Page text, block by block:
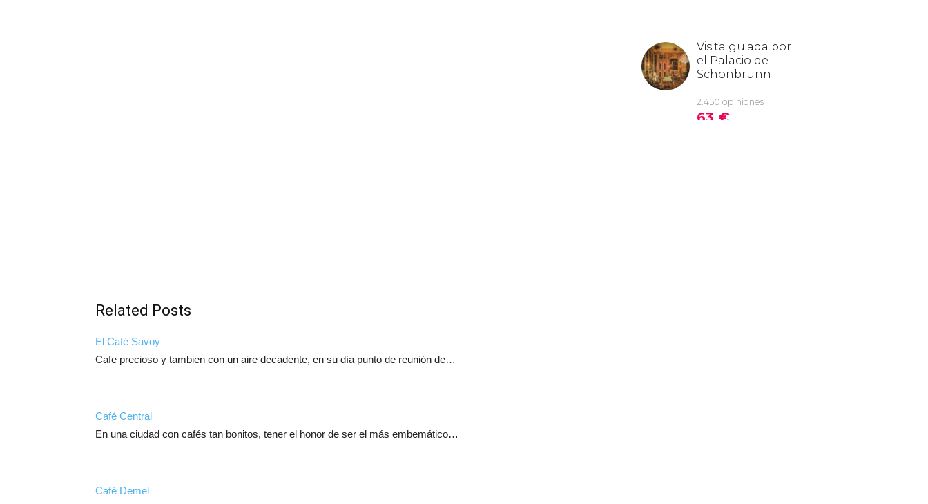
Related Posts
El Café Savoy
Cafe precioso y tambien con un aire decadente, en su día punto de reunión de…
Café Central
En una ciudad con cafés tan bonitos, tener el honor de ser el más embemático…
Café Demel